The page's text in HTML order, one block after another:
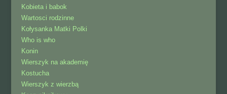
Kobieta i babok
Wartosci rodzinne
Kołysanka Matki Polki
Who is who
Konin
Wierszyk na akademię
Kostucha
Wierszyk z wierzbą